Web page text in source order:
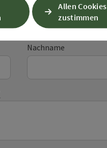
Nachname
Allen Cookies
zustimmen